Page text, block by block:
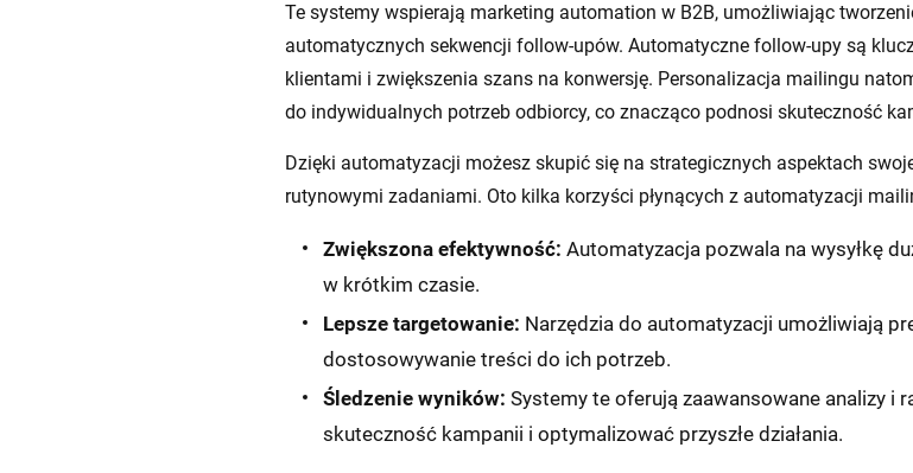
Te systemy wspierają marketing automation w B2B, umożliwiając
automatycznych sekwencji follow-upów. Automatyczne follow-upy są
klientami i zwiększenia szans na konwersję. Personalizacja mailingu
do indywidualnych potrzeb odbiorcy, co znacząco podnosi skuteczność
Dzięki automatyzacji możesz skupić się na strategicznych aspektach
rutynowymi zadaniami. Oto kilka korzyści płynących z automatyzacji
Zwiększona efektywność: Automatyzacja pozwala na wysyłkę
w krótkim czasie.
Lepsze targetowanie: Narzędzia do automatyzacji umożliwiają
dostosowywanie treści do ich potrzeb.
Śledzenie wyników: Systemy te oferują zaawansowane analizy i
skuteczność kampanii i optymalizować przyszłe działania.